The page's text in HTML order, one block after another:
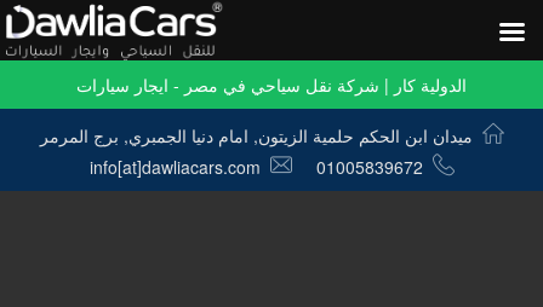
الدولية كار | شركة نقل سياحي في مصر - ايجار سيارات
ميدان ابن الحكم حلمية الزيتون, امام دنيا الجمبري, برج المرمر
01005839672
info[at]dawliacars.com